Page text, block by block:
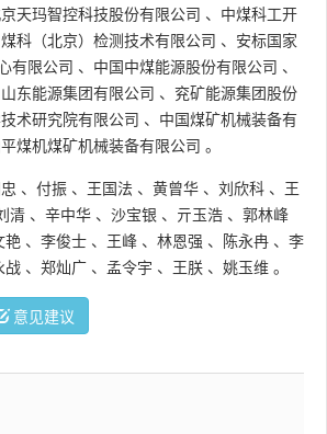
天玛智控科技股份有限公司 、 中煤科工开
煤科（北京）检测技术有限公司 、 安标国家
有限公司 、 中国中煤能源股份有限公司 、
山东能源集团有限公司 、 兖矿能源集团股份
术研究院有限公司 、 中国煤矿机械装备有
煤机煤矿机械装备有限公司 。
、 付振 、 王国法 、 黄曾华 、 刘欣科 、 王
清 、 辛中华 、 沙宝银 、 亓玉浩 、 郭林峰
艳 、 李俊士 、 王峰 、 林恩强 、 陈永冉 、 李
战 、 郑灿广 、 孟令宇 、 王朕 、 姚玉维 。
意见建议